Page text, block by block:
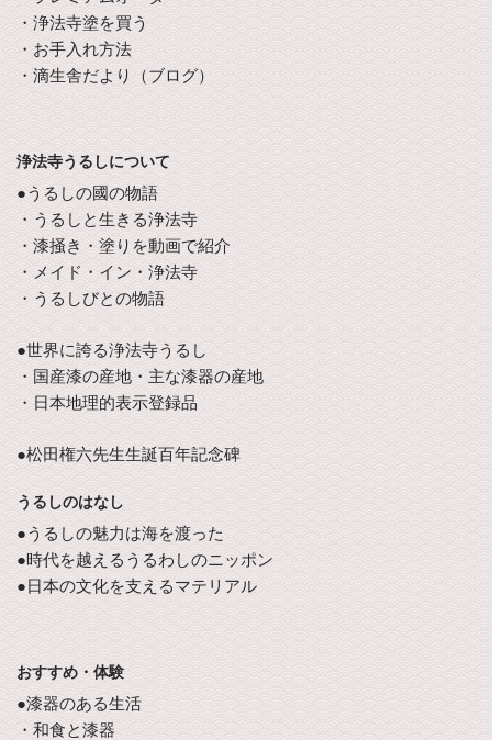
・浄法寺塗を買う
・お手入れ方法
・滴生舎だより（ブログ）
浄法寺うるしについて
●うるしの國の物語
・うるしと生きる浄法寺
・漆掻き・塗りを動画で紹介
・メイド・イン・浄法寺
・うるしびとの物語
●世界に誇る浄法寺うるし
・国産漆の産地・主な漆器の産地
・日本地理的表示登録品
●松田権六先生生誕百年記念碑
うるしのはなし
●うるしの魅力は海を渡った
●時代を越えるうるわしのニッポン
●日本の文化を支えるマテリアル
おすすめ・体験
●漆器のある生活
・和食と漆器